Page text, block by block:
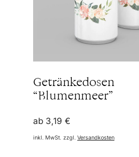
Getränkedosen
“Blumenmeer”
ab 3,19 €
inkl. MwSt. zzgl. Versandkosten